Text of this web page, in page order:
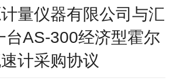
量仪器有限公司与汇
台AS-300经济型霍尔
计采购协议